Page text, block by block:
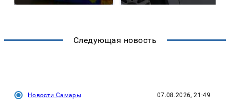
Следующая новость
Новости Самары 07.08.2026, 21:49